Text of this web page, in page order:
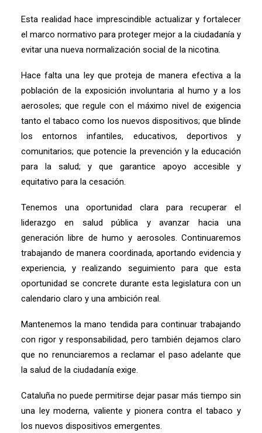
Esta realidad hace imprescindible actualizar y fortalecer
el marco normativo para proteger mejor a la ciudadanía y
evitar una nueva normalización social de la nicotina.
Hace falta una ley que proteja de manera efectiva a la
población de la exposición involuntaria al humo y a los
aerosoles; que regule con el máximo nivel de exigencia
tanto el tabaco como los nuevos dispositivos; que blinde
los entornos infantiles, educativos, deportivos y
comunitarios; que potencie la prevención y la educación
para la salud; y que garantice apoyo accesible y
equitativo para la cesación.
Tenemos una oportunidad clara para recuperar el
liderazgo en salud pública y avanzar hacia una
generación libre de humo y aerosoles. Continuaremos
trabajando de manera coordinada, aportando evidencia y
experiencia, y realizando seguimiento para que esta
oportunidad se concrete durante esta legislatura con un
calendario claro y una ambición real.
Mantenemos la mano tendida para continuar trabajando
con rigor y responsabilidad, pero también dejamos claro
que no renunciaremos a reclamar el paso adelante que
la salud de la ciudadanía exige.
Cataluña no puede permitirse dejar pasar más tiempo sin
una ley moderna, valiente y pionera contra el tabaco y
los nuevos dispositivos emergentes.